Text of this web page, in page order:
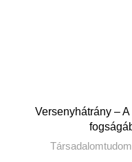
KOSÁRBA
Versenyhátrány –